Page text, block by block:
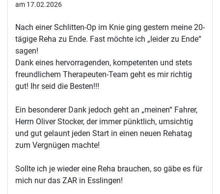
am 17.02.2026
Nach einer Schlitten-Op im Knie ging gestern meine 20-
tägige Reha zu Ende. Fast möchte ich „leider zu Ende“
sagen!
Dank eines hervorragenden, kompetenten und stets
freundlichem Therapeuten-Team geht es mir richtig
gut! Ihr seid die Besten!!!
Ein besonderer Dank jedoch geht an „meinen“ Fahrer,
Herrn Oliver Stocker, der immer pünktlich, umsichtig
und gut gelaunt jeden Start in einen neuen Rehatag
zum Vergnügen machte!
Sollte ich je wieder eine Reha brauchen, so gäbe es für
mich nur das ZAR in Esslingen!